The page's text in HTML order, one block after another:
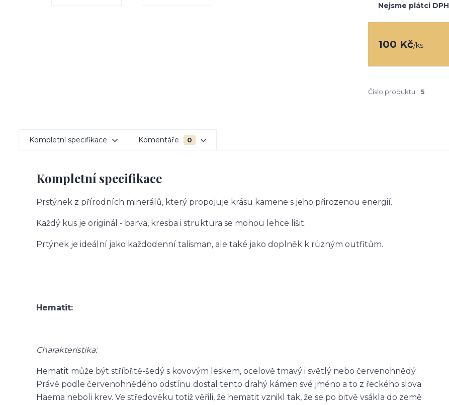
Nejsme plátci DPH
100 Kč/ks
Číslo produktu: 5
Kompletní specifikace Komentáře 0
Kompletní specifikace
Prstýnek z přírodních minerálů, který propojuje krásu kamene s jeho přirozenou energií.
Každý kus je originál - barva, kresba i struktura se mohou lehce lišit.
Prtýnek je ideální jako každodenní talisman, ale také jako doplněk k různým outfitům.
Hematit:
Charakteristika:
Hematit může být stříbřitě-šedý s kovovým leskem, ocelově tmavý i světlý nebo červenohnědý.
Právě podle červenohnědého odstínu dostal tento drahý kámen své jméno a to z řeckého slova
Haema neboli krev. Ve středověku totiž věřili, že hematit vznikl tak, že se po bitvě vsákla do země